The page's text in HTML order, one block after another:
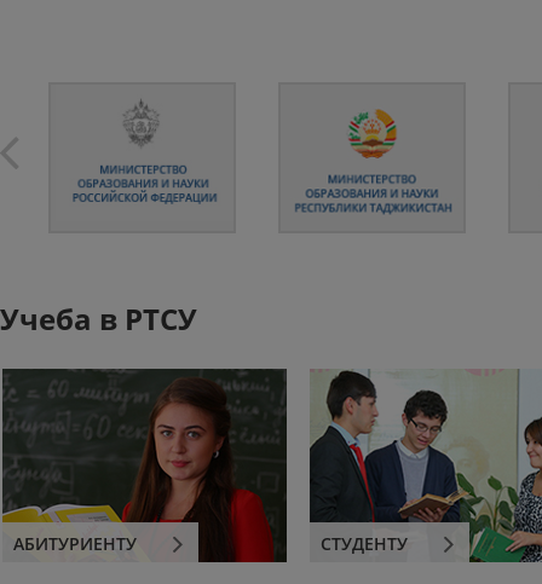
Учеба в РТСУ
АБИТУРИЕНТУ СТУДЕНТУ